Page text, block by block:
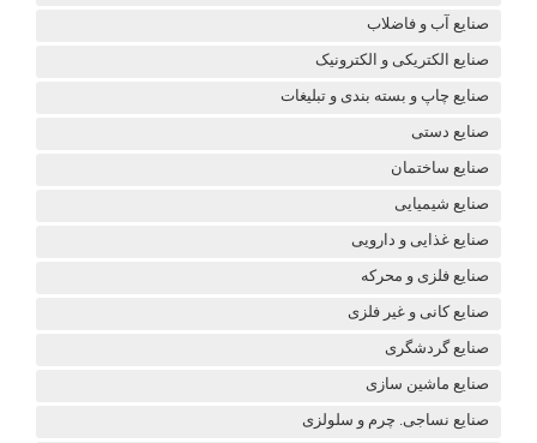
صنایع آب و فاضلاب
صنایع الکتریکی و الکترونیک
صنایع چاپ و بسته بندی و تبلیغات
صنایع دستی
صنایع ساختمان
صنایع شیمیایی
صنایع غذایی و دارویی
صنایع فلزی و محرکه
صنایع کانی و غیر فلزی
صنایع گردشگری
صنایع ماشین سازی
صنایع نساجی. چرم و سلولزی